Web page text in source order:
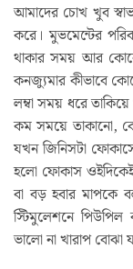
আমাদের চোখ খুব
করে। মুভমেন্টের
থাকার সময় আর
কনজ্যুমার কীভাবে
লম্বা সময় ধরে
কম সময়ে তাকানো,
যখন জিনিসটা
হলো ফোকাস
বা বড় হবার মাপকে
স্টিমুলেশনে
ভালো না খারাপ বোঝা